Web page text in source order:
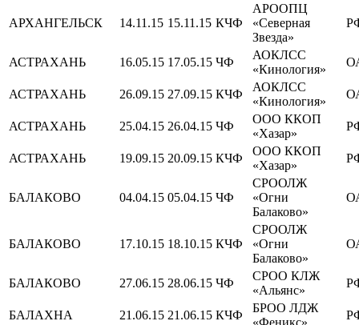
АРХАНГЕЛЬСК 14.11.15 15.11.15 КЧФ
АРООПЦ
«Северная
Звезда»
АСТРАХАНЬ 16.05.15 17.05.15 ЧФ
АОКЛСС
«Кинология»
АСТРАХАНЬ 26.09.15 27.09.15 КЧФ
АОКЛСС
«Кинология»
АСТРАХАНЬ 25.04.15 26.04.15 ЧФ
ООО ККОП
«Хазар»
АСТРАХАНЬ 19.09.15 20.09.15 КЧФ
ООО ККОП
«Хазар»
БАЛАКОВО 04.04.15 05.04.15 ЧФ
СРООЛЖ
«Огни
Балаково»
БАЛАКОВО 17.10.15 18.10.15 КЧФ
СРООЛЖ
«Огни
Балаково»
БАЛАКОВО 27.06.15 28.06.15 ЧФ
СРОО КЛЖ
«Альянс»
БАЛАХНА 21.06.15 21.06.15 КЧФ
БРОО ЛДЖ